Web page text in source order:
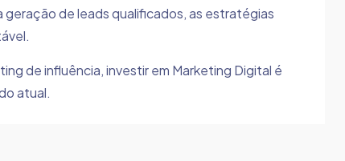
geração de leads qualificados, as estratégias
de influência, investir em Marketing Digital é
atual.